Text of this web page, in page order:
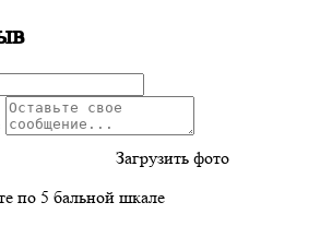
Загрузить фото
по 5 бальной шкале